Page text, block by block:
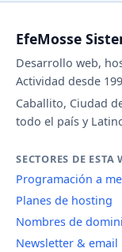
EfeMosse
Desarrollo web,
Actividad desde
Caballito, Ciudad
todo el país y
SECTORES DE ESTA
Programación a
Planes de hosting
Nombres de
Newsletter & email